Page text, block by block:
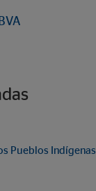
Pueblos Indígenas